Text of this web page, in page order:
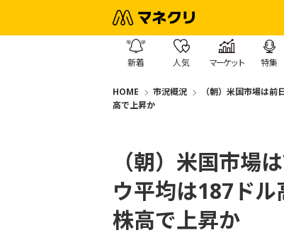
新着 人気 マーケット 特集
HOME 市況概況
（朝）米国市場は
高で上昇か
（朝）米国市
ウ平均は187ド
株高で上昇か